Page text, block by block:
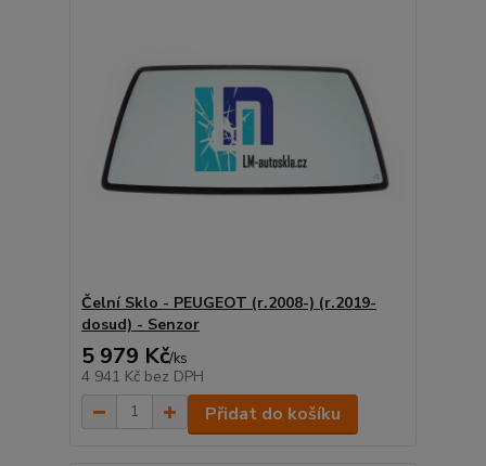
Čelní Sklo - PEUGEOT (r.2008-) (r.2019-
dosud) - Senzor
5 979 Kč/ks
4 941 Kč bez DPH
Přidat do košíku